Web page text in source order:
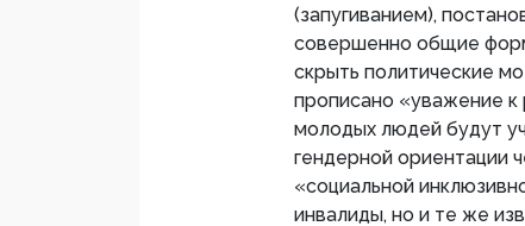
(запугиванием),
совершенно общие
скрыть политические
прописано «уважение к
молодых людей будут
гендерной ориентации
«социальной
инвалиды, но и те же